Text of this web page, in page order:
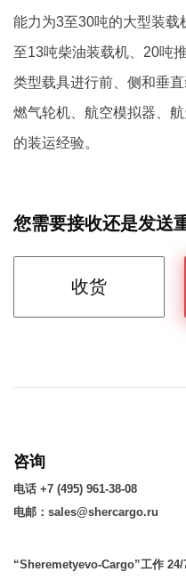
能力为3至30吨的大型装载
至13吨柴油装载机、20吨
类型载具进行前、侧和垂
燃气轮机、航空模拟器、
的装运经验。
您需要接收还是发送
收货
咨询
电话 +7 (495) 961-38-08
电邮：sales@shercargo.ru
“Sheremetyevo-Cargo”工作 24/